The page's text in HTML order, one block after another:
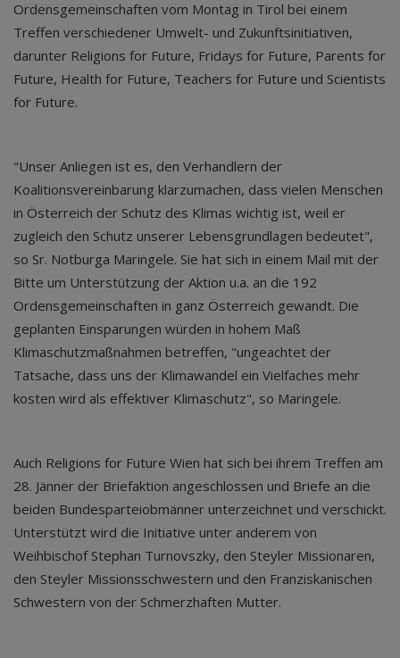
Ordensgemeinschaften vom Montag in Tirol bei einem
Treffen verschiedener Umwelt- und Zukunftsinitiativen,
darunter Religions for Future, Fridays for Future, Parents for
Future, Health for Future, Teachers for Future und Scientists
for Future.
"Unser Anliegen ist es, den Verhandlern der
Koalitionsvereinbarung klarzumachen, dass vielen Menschen
in Österreich der Schutz des Klimas wichtig ist, weil er
zugleich den Schutz unserer Lebensgrundlagen bedeutet",
so Sr. Notburga Maringele. Sie hat sich in einem Mail mit der
Bitte um Unterstützung der Aktion u.a. an die 192
Ordensgemeinschaften in ganz Österreich gewandt. Die
geplanten Einsparungen würden in hohem Maß
Klimaschutzmaßnahmen betreffen, "ungeachtet der
Tatsache, dass uns der Klimawandel ein Vielfaches mehr
kosten wird als effektiver Klimaschutz", so Maringele.
Auch Religions for Future Wien hat sich bei ihrem Treffen am
28. Jänner der Briefaktion angeschlossen und Briefe an die
beiden Bundesparteiobmänner unterzeichnet und verschickt.
Unterstützt wird die Initiative unter anderem von
Weihbischof Stephan Turnovszky, den Steyler Missionaren,
den Steyler Missionsschwestern und den Franziskanischen
Schwestern von der Schmerzhaften Mutter.